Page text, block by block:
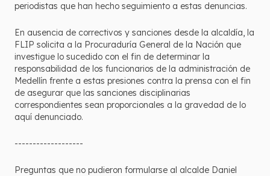
periodistas que han hecho seguimiento a estas denuncias.
En ausencia de correctivos y sanciones desde la alcaldía, la
FLIP solicita a la Procuraduría General de la Nación que
investigue lo sucedido con el fin de determinar la
responsabilidad de los funcionarios de la administración de
Medellín frente a estas presiones contra la prensa con el fin
de asegurar que las sanciones disciplinarias
correspondientes sean proporcionales a la gravedad de lo
aquí denunciado.
-------------------
Preguntas que no pudieron formularse al alcalde Daniel